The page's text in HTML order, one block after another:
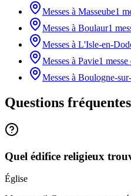
Messes à Masseube1
Messes à Boulaur1
Messes à L'Isle-en-
Messes à Pavie1
Messes à Boulogne-
Questions
Quel édifice religieux
Église